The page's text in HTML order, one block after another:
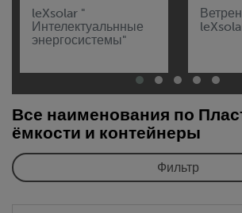
leXsolar "
Интелектуальнные
энергосистемы"
Все наименования по
ёмкости и контейнеры
Фильтр